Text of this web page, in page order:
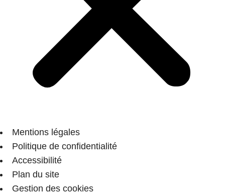
Mentions légales
Politique de confidentialité
Accessibilité
Plan du site
Gestion des cookies